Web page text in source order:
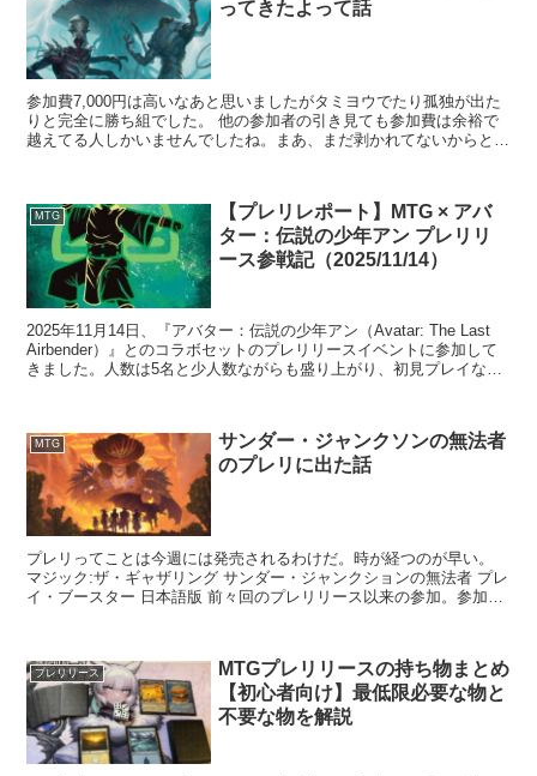
ってきたよって話
参加費7,000円は高いなあと思いましたがタミヨウでたり孤独が出た
りと完全に勝ち組でした。 他の参加者の引き見ても参加費は余裕で
越えてる人しかいませんでしたね。まあ、まだ剥かれてないからとい
MTG
【プレリレポート】MTG × アバ
ター：伝説の少年アン プレリリ
ース参戦記（2025/11/14）
2025年11月14日、『アバター：伝説の少年アン（Avatar: The Last
Airbender）』とのコラボセットのプレリリースイベントに参加して
きました。人数は5名と少人数ながらも盛り上がり、初見プレイなら
MTG
サンダー・ジャンクソンの無法者
のプレリに出た話
プレリってことは今週には発売されるわけだ。時が経つのが早い。
マジック:ザ・ギャザリング サンダー・ジャンクションの無法者 プレ
イ・ブースター 日本語版 前々回のプレリリース以来の参加。参加者
プレリリース
MTGプレリリースの持ち物まとめ
【初心者向け】最低限必要な物と
不要な物を解説